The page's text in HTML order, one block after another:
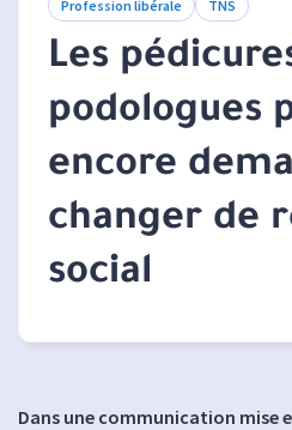
Profession libérale TNS
Les
podologues
encore
changer de
social
Dans une communication mise